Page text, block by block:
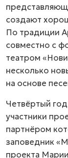
создают
По традиции
совместно с
театром
несколько
на основе
Четвёртый
участники
партнёром
заповедник
проекта